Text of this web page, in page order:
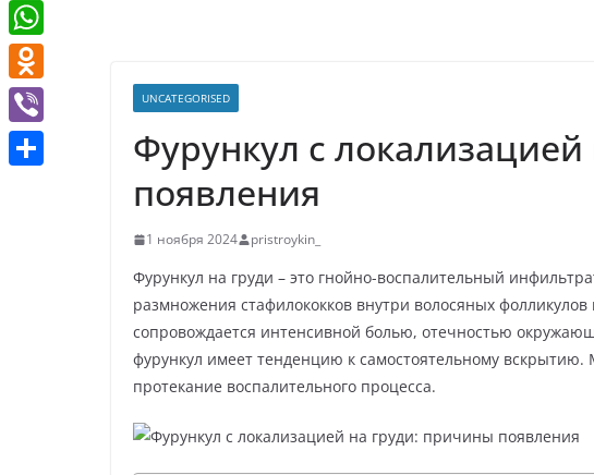
UNCATEGORISED
Фурункул с
появления
1 ноября 2024 pristroykin_
Фурункул на груди – это гнойно-воспалительный
размножения стафилококков внутри волосяных
сопровождается интенсивной болью, отечностью
фурункул имеет тенденцию к самостоятельному вскрытию.
протекание воспалительного процесса.
l
e
g
r
V
K
W
h
a
t
O
d
n
V